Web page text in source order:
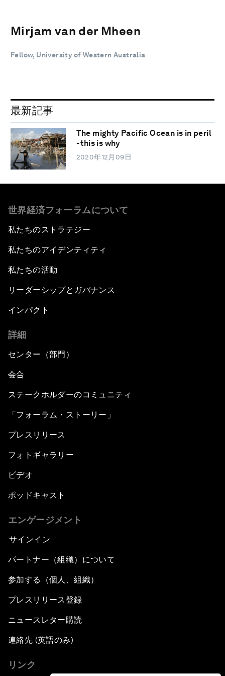
Mirjam van der Mheen
Fellow, University of Western Australia
最新記事
The mighty Pacific Ocean is in peril
- this is why
2020年12月09日
世界経済フォーラムについて
私たちのストラテジー
私たちのアイデンティティ
私たちの活動
リーダーシップとガバナンス
インパクト
詳細
センター（部門）
会合
ステークホルダーのコミュニティ
「フォーラム・ストーリー」
プレスリリース
フォトギャラリー
ビデオ
ポッドキャスト
エンゲージメント
サインイン
パートナー（組織）について
参加する（個人、組織）
プレスリリース登録
ニュースレター購読
連絡先 (英語のみ)
リンク